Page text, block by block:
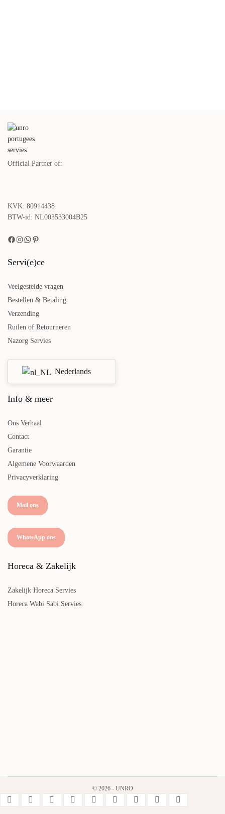
Official Partner of:
KVK: 80914438
BTW-id: NL003533004B25
Servi(e)ce
Veelgestelde vragen
Bestellen & Betaling
Verzending
Ruilen of Retourneren
Nazorg Servies
Nederlands
Info & meer
Ons Verhaal
Contact
Garantie
Algemene Voorwaarden
Privacyverklaring
Mail ons
WhatsApp ons
Horeca & Zakelijk
Zakelijk Horeca Servies
Horeca Wabi Sabi Servies
© 2026 - UNRO